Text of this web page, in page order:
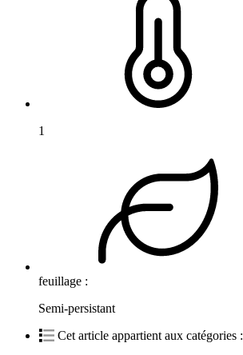
1
feuillage :
Semi-persistant
Cet article appartient aux catégories :